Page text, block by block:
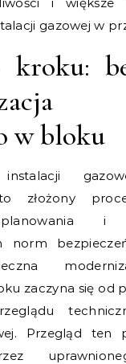
gazowej w
w bloku
instalacji
złożony
i
norm
zaczyna się od
Przegląd ten